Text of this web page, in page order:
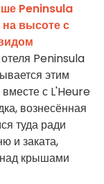
Peninsula
высоте с
Peninsula
этим
с L'Heure
вознесённая
туда ради
и заката,
крышами